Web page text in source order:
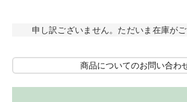
申し訳ございません。ただいま在庫がご
商品についてのお問い合わ